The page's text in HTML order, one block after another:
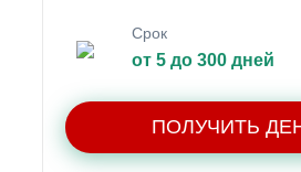
Срок
от 5 до 300 дней
ПОЛУЧИТЬ